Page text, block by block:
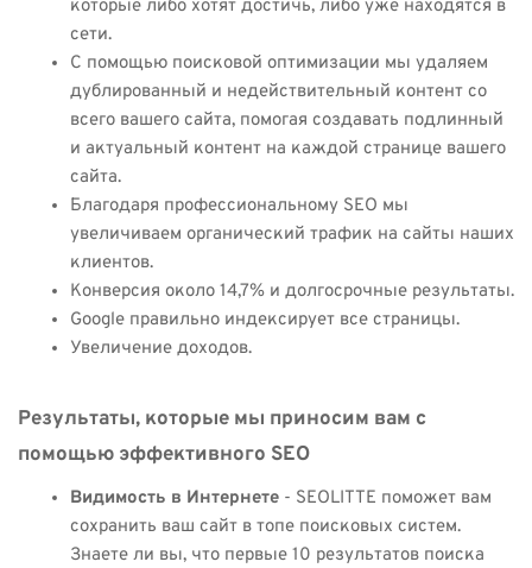
которые либо хотят достичь, либо уже находятся в
сети.
С помощью поисковой оптимизации мы удаляем
дублированный и недействительный контент со
всего вашего сайта, помогая создавать подлинный
и актуальный контент на каждой странице вашего
сайта.
Благодаря профессиональному SEO мы
увеличиваем органический трафик на сайты наших
клиентов.
Конверсия около 14,7% и долгосрочные результаты.
Google правильно индексирует все страницы.
Увеличение доходов.
Результаты, которые мы приносим вам с
помощью эффективного SEO
Видимость в Интернете- SEOLITTE поможет вам
сохранить ваш сайт в топе поисковых систем.
Знаете ли вы, что первые 10 результатов поиска